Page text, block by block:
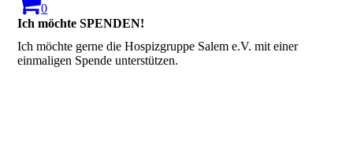
0
Ich möchte SPENDEN!
Ich möchte gerne die Hospizgruppe Salem e.V. mit einer
einmaligen Spende unterstützen.